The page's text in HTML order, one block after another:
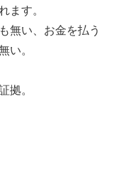
ます。
無い、お金を払う
い。
拠。